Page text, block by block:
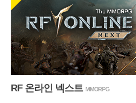
hot
RF 온라인 넥스트 MMORPG